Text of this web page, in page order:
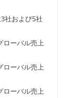
社および5社
ローバル売上
ローバル売上
ローバル売上